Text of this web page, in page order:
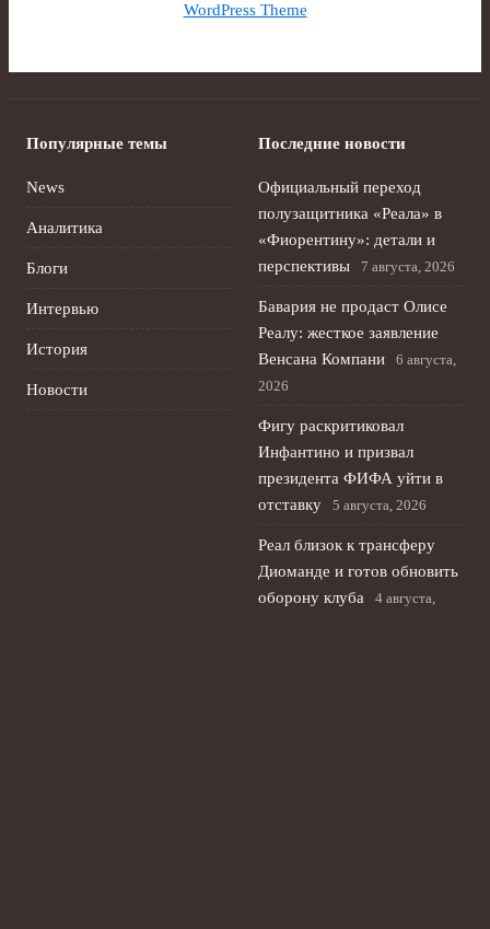
WordPress Theme
Популярные темы
News
Аналитика
Блоги
Интервью
История
Новости
Последние новости
Официальный переход
полузащитника «Реала» в
«Фиорентину»: детали и
перспективы
7 августа, 2026
Бавария не продаст Олисе
Реалу: жесткое заявление
Венсана Компани
6 августа,
2026
Фигу раскритиковал
Инфантино и призвал
президента ФИФА уйти в
отставку
5 августа, 2026
Реал близок к трансферу
Диоманде и готов обновить
оборону клуба
4 августа,